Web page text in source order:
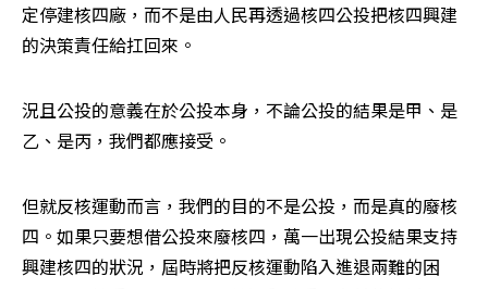
定停建核四廠，而不是由人民再透過核四公投把核四興建
的決策責任給扛回來。
況且公投的意義在於公投本身，不論公投的結果是甲、是
乙、是丙，我們都應接受。
但就反核運動而言，我們的目的不是公投，而是真的廢核
四。如果只要想借公投來廢核四，萬一出現公投結果支持
興建核四的狀況，屆時將把反核運動陷入進退兩難的困